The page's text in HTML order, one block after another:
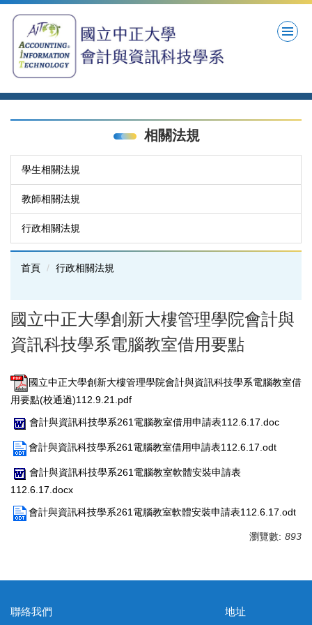
到
區
相關法規
學生相關法規
教師相關法規
行政相關法規
首頁 行政相關法規
國立中正大學創新大樓管理學院會計與
資訊科技學系電腦教室借用要點
國立中正大學創新大樓管理學院會計與資訊科技學系電腦教室借
用要點(校通過)112.9.21.pdf
會計與資訊科技學系261電腦教室借用申請表112.6.17.doc
會計與資訊科技學系261電腦教室借用申請表112.6.17.odt
會計與資訊科技學系261電腦教室軟體安裝申請表
112.6.17.docx
會計與資訊科技學系261電腦教室軟體安裝申請表112.6.17.odt
瀏覽數: 893
聯絡我們 地址